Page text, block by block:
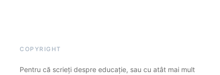
COPYRIGHT
Pentru că scrieți despre educație, sau cu atât mai mult